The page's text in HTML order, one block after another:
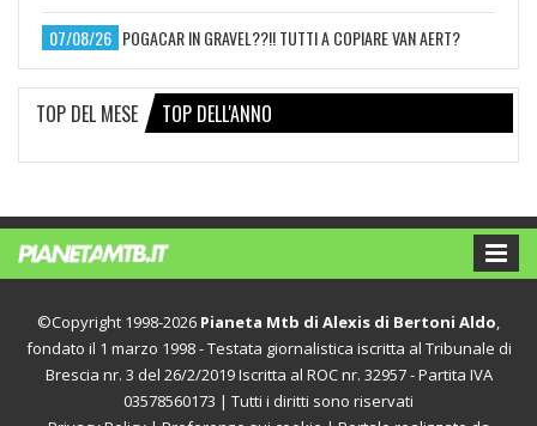
07/08/26 POGACAR IN GRAVEL??!! TUTTI A COPIARE VAN AERT?
TOP DEL MESE TOP DELL'ANNO
©Copyright 1998-2026 Pianeta Mtb di Alexis di Bertoni Aldo
fondato il 1 marzo 1998 - Testata giornalistica iscritta al Tribunale di
Brescia nr. 3 del 26/2/2019 Iscritta al ROC nr. 32957 - Partita IVA
03578560173 | Tutti i diritti sono riservati